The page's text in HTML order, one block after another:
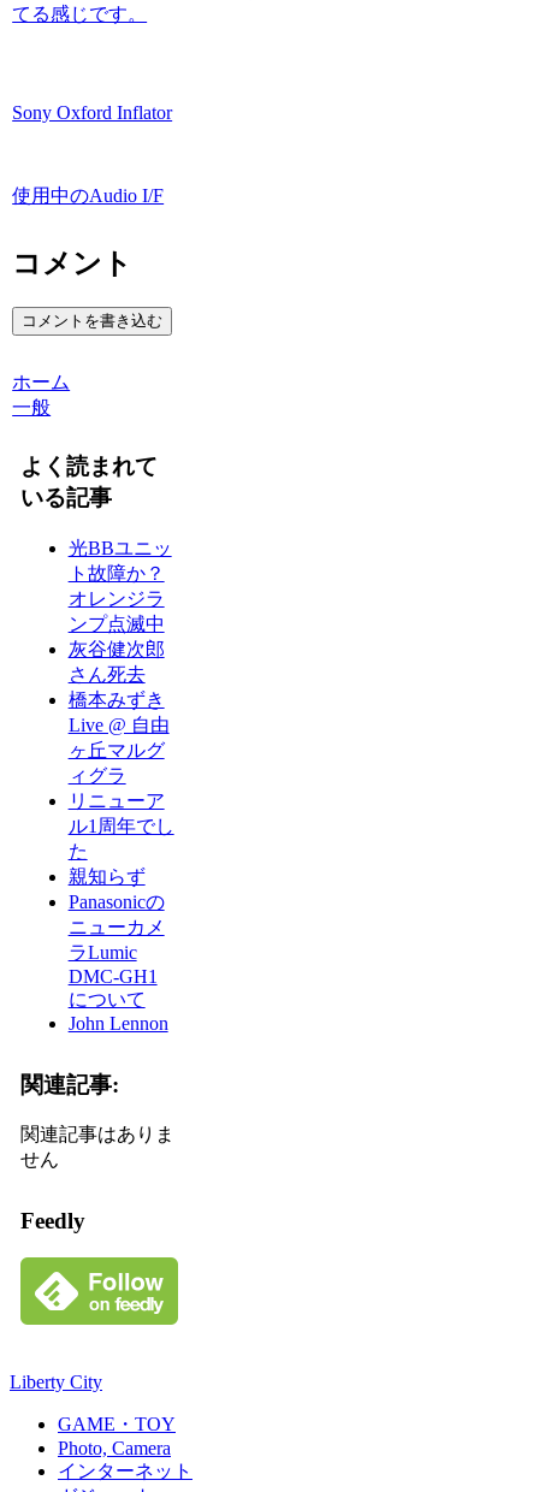
てる感じです。
Sony Oxford Inflator
使用中のAudio I/F
コメント
コメントを書き込む
ホーム
一般
よく読まれて
いる記事
光BBユニッ
ト故障か？
オレンジラ
ンプ点滅中
灰谷健次郎
さん死去
橋本みずき
Live @ 自由
ヶ丘マルグ
ィグラ
リニューア
ル1周年でし
た
親知らず
Panasonicの
ニューカメ
ラLumic
DMC-GH1
について
John Lennon
関連記事:
関連記事はありま
せん
Feedly
Liberty City
GAME・TOY
Photo, Camera
インターネット